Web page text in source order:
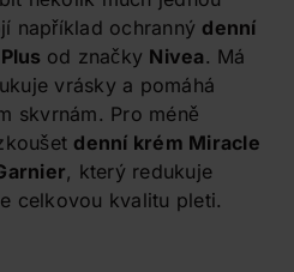
například ochranný denní
od značky Nivea. Má
vrásky a pomáhá
skvrnám. Pro méně
denní krém Miracle
, který redukuje
celkovou kvalitu pleti.